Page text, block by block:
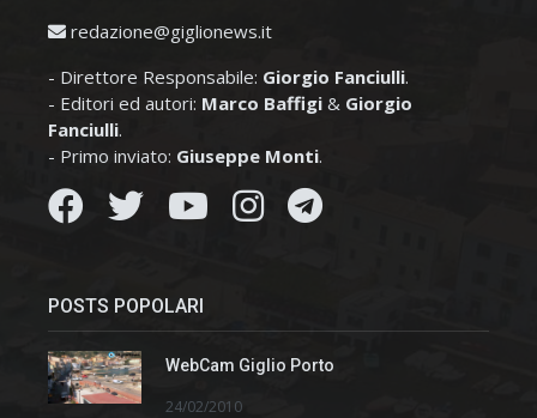
redazione@giglionews.it
- Direttore Responsabile: Giorgio Fanciulli.
- Editori ed autori: Marco Baffigi & Giorgio
Fanciulli.
- Primo inviato: Giuseppe Monti.
POSTS POPOLARI
WebCam Giglio Porto
24/02/2010